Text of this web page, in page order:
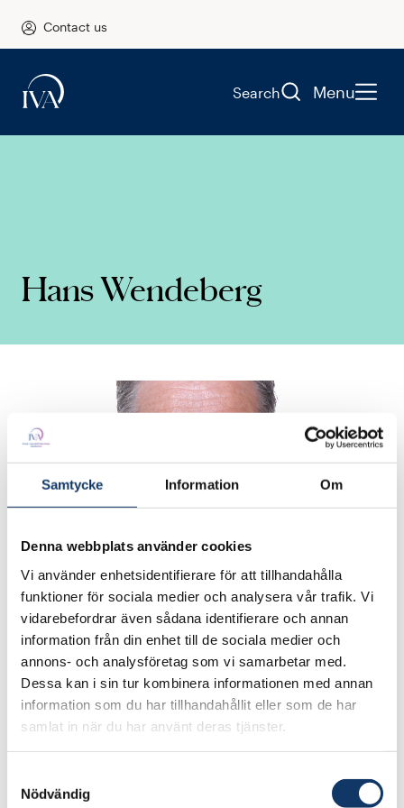
Samtycke Information Om
Denna webbplats använder cookies
Vi använder enhetsidentifierare för att tillhandahålla
funktioner för sociala medier och analysera vår trafik. Vi
vidarebefordrar även sådana identifierare och annan
information från din enhet till de sociala medier och
annons- och analysföretag som vi samarbetar med.
Dessa kan i sin tur kombinera informationen med annan
information som du har tillhandahållit eller som de har
samlat in när du har använt deras tjänster.
Nödvändig
Contact us
Search Menu
Hans Wendeberg
Akademisk titel
Civilingenjör
Titel
Senior expert